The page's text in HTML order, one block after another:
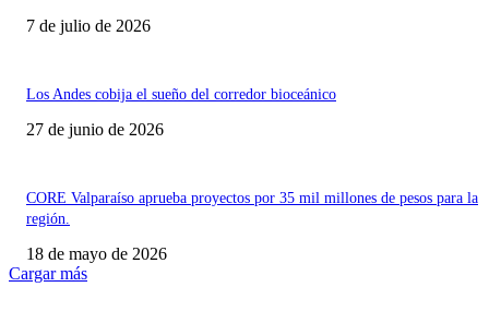
7 de julio de 2026
Los Andes cobija el sueño del corredor bioceánico
27 de junio de 2026
CORE Valparaíso aprueba proyectos por 35 mil millones de pesos para la
región.
18 de mayo de 2026
Cargar más